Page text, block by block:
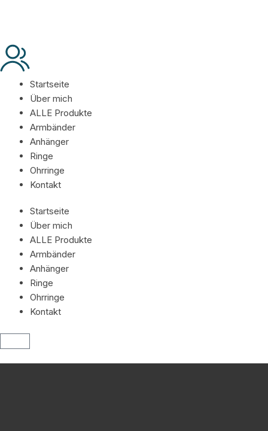
Startseite
Über mich
ALLE Produkte
Armbänder
Anhänger
Ringe
Ohrringe
Kontakt
Startseite
Über mich
ALLE Produkte
Armbänder
Anhänger
Ringe
Ohrringe
Kontakt